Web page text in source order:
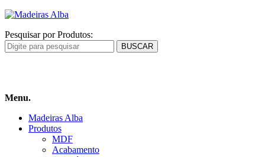
Pesquisar por Produtos:
Menu.
Madeiras Alba
Produtos
MDF
Acabamento